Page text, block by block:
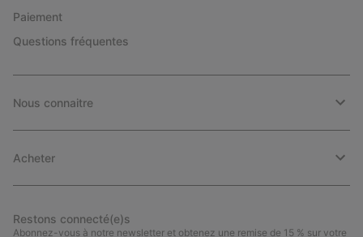
Paiement
Questions fréquentes
Nous connaitre
Acheter
Restons connecté(e)s
Abonnez-vous à notre newsletter et obtenez une remise de 15 % sur votre